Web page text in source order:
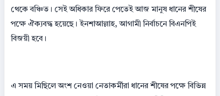
থেকে বঞ্চিত। সেই অধিকার ফিরে পেতেই আজ মানুষ ধানের শীষের
পক্ষে ঐক্যবদ্ধ হয়েছে। ইনশাআল্লাহ, আগামী নির্বাচনে বিএনপিই
বিজয়ী হবে।
এ সময় মিছিলে অংশ নেওয়া নেতাকর্মীরা ধানের শীষের পক্ষে বিভিন্ন